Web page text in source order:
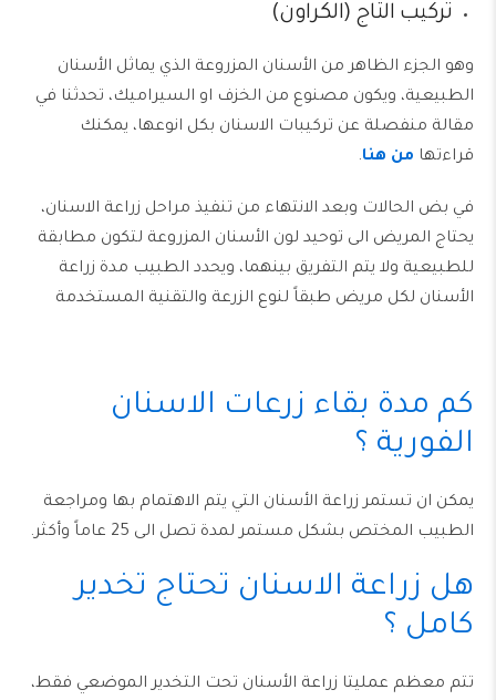
تركيب التاج (الكراون)
وهو الجزء الظاهر من الأسنان المزروعة الذي يماثل الأسنان
الطبيعية، ويكون مصنوع من الخزف او السيراميك، تحدثنا في
مقالة منفصلة عن تركيبات الاسنان بكل انوعها، يمكنك
قراءتها من هنا.
في بض الحالات وبعد الانتهاء من تنفيذ مراحل زراعة الاسنان،
يحتاج المريض الى توحيد لون الأسنان المزروعة لتكون مطابقة
للطبيعية ولا يتم التفريق بينهما، ويحدد الطبيب مدة زراعة
الأسنان لكل مريض طبقاً لنوع الزرعة والتقنية المستخدمة
كم مدة بقاء زرعات الاسنان
الفورية ؟
يمكن ان تستمر زراعة الأسنان التي يتم الاهتمام بها ومراجعة
الطبيب المختص بشكل مستمر لمدة تصل الى 25 عاماً وأكثر.
هل زراعة الاسنان تحتاج تخدير
كامل ؟
تتم معظم عمليتا زراعة الأسنان تحت التخدير الموضعي فقط،